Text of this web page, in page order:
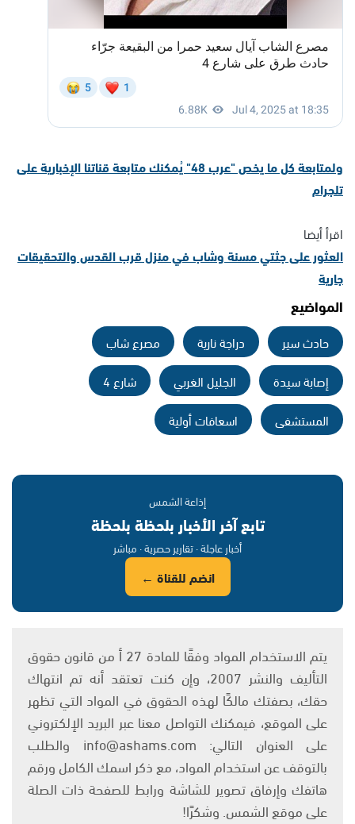
ولمتابعة كل ما يخص "عرب 48" يُمكنك متابعة قناتنا الإخبارية على
تلجرام
اقرأ أيضا
العثور على جثتي مسنة وشاب في منزل قرب القدس والتحقيقات
جارية
المواضيع
حادث سير دراجة نارية
مصرع شاب
إصابة سيدة
الجليل الغربي
شارع 4
المستشفى
اسعافات أولية
إذاعة الشمس
تابع آخر الأخبار بلحظة بلحظة
أخبار عاجلة · تقارير حصرية · مباشر
انضم للقناة ←
يتم الاستخدام المواد وفقًا للمادة 27 أ من قانون حقوق
التأليف والنشر 2007، وإن كنت تعتقد أنه تم انتهاك
حقك، بصفتك مالكًا لهذه الحقوق في المواد التي تظهر
على الموقع، فيمكنك التواصل معنا عبر البريد الإلكتروني
على العنوان التالي: info@ashams.com والطلب
بالتوقف عن استخدام المواد، مع ذكر اسمك الكامل ورقم
هاتفك وإرفاق تصوير للشاشة ورابط للصفحة ذات الصلة
على موقع الشمس. وشكرًا!